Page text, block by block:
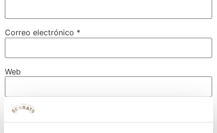
Correo electrónico *
Web